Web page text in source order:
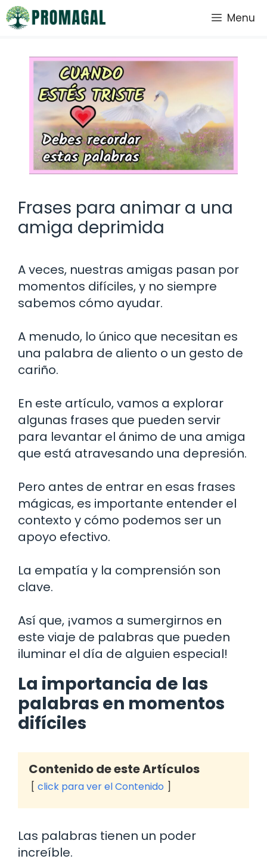
Saltar
al
Menu
Frases para animar a una
amiga deprimida
A veces, nuestras amigas pasan por
momentos difíciles, y no siempre
sabemos cómo ayudar.
A menudo, lo único que necesitan es
una palabra de aliento o un gesto de
cariño.
En este artículo, vamos a explorar
algunas frases que pueden servir
para levantar el ánimo de una amiga
que está atravesando una depresión.
Pero antes de entrar en esas frases
mágicas, es importante entender el
contexto y cómo podemos ser un
apoyo efectivo.
La empatía y la comprensión son
clave.
Así que, ¡vamos a sumergirnos en
este viaje de palabras que pueden
iluminar el día de alguien especial!
La importancia de las
palabras en momentos
difíciles
Contenido de este Artículos
click para ver el Contenido
Las palabras tienen un poder
increíble.